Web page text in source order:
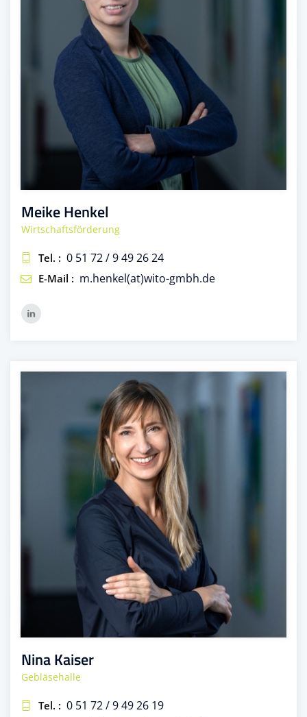
Meike Henkel
Wirtschaftsförderung
Tel. : 0 51 72 / 9 49 26 24
E-Mail : m.henkel(at)wito-gmbh.de
Nina Kaiser
Gebläsehalle
Tel. : 0 51 72 / 9 49 26 19